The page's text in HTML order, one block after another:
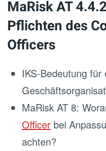
MaRisk AT
Pflichten des
Officers
IKS-Bedeutung
MaRisk AT 8:
Officer bei
achten?